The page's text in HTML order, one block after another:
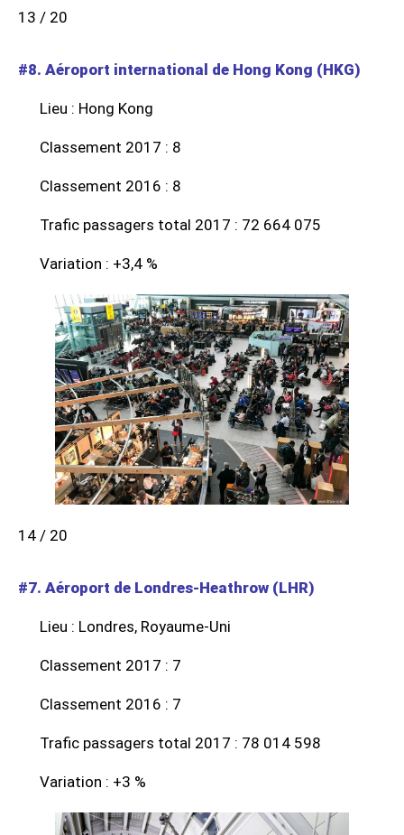
13 / 20
#8. Aéroport international de Hong Kong (HKG)
Lieu : Hong Kong
Classement 2017 : 8
Classement 2016 : 8
Trafic passagers total 2017 : 72 664 075
Variation : +3,4 %
14 / 20
#7. Aéroport de Londres-Heathrow (LHR)
Lieu : Londres, Royaume-Uni
Classement 2017 : 7
Classement 2016 : 7
Trafic passagers total 2017 : 78 014 598
Variation : +3 %